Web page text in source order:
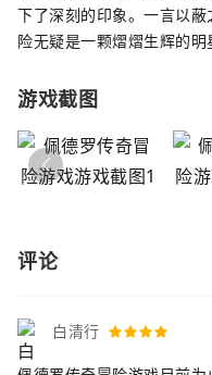
下了深刻的印象。一言以
险无疑是一颗熠熠生辉的明
游戏截图
评论
白清行